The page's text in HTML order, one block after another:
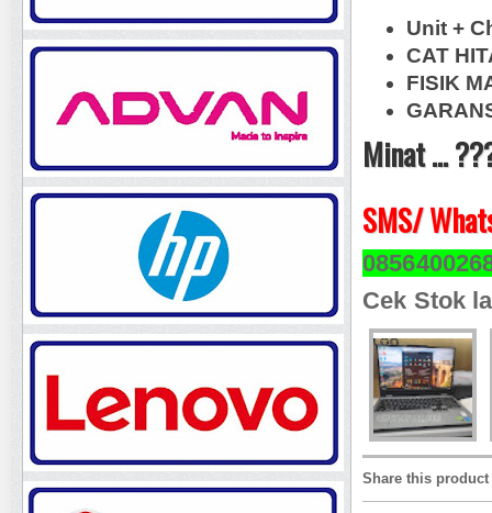
Unit +
CAT
FISIK
Minat ...
SMS/
Cek Stok
Share this product